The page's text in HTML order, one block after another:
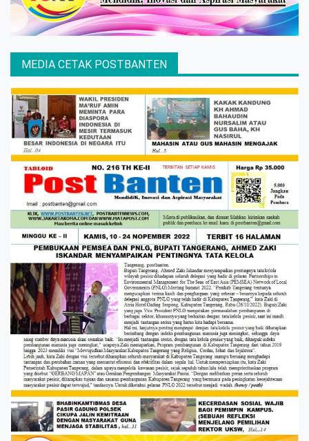
MEDIA CETAK POSTBANTEN